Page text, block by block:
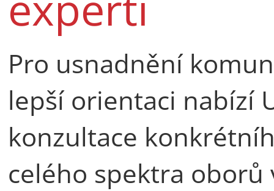
Pro usnadnění
lepší orientaci nabízí
konzultace
celého spektra oborů